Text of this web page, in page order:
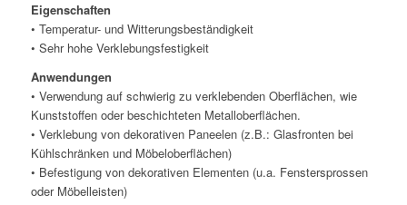
Eigenschaften
• Temperatur- und Witterungsbeständigkeit
• Sehr hohe Verklebungsfestigkeit
Anwendungen
• Verwendung auf schwierig zu verklebenden Oberflächen, wie
Kunststoffen oder beschichteten Metalloberflächen.
• Verklebung von dekorativen Paneelen (z.B.: Glasfronten bei
Kühlschränken und Möbeloberflächen)
• Befestigung von dekorativen Elementen (u.a. Fenstersprossen
oder Möbelleisten)